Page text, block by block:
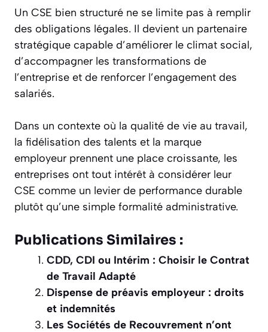
Un CSE bien structuré ne se limite pas à remplir
des obligations légales. Il devient un partenaire
stratégique capable d’améliorer le climat social,
d’accompagner les transformations de
l’entreprise et de renforcer l’engagement des
salariés.
Dans un contexte où la qualité de vie au travail,
la fidélisation des talents et la marque
employeur prennent une place croissante, les
entreprises ont tout intérêt à considérer leur
CSE comme un levier de performance durable
plutôt qu’une simple formalité administrative.
Publications Similaires :
CDD, CDI ou Intérim : Choisir le Contrat
de Travail Adapté
Dispense de préavis employeur : droits
et indemnités
Les Sociétés de Recouvrement n’ont